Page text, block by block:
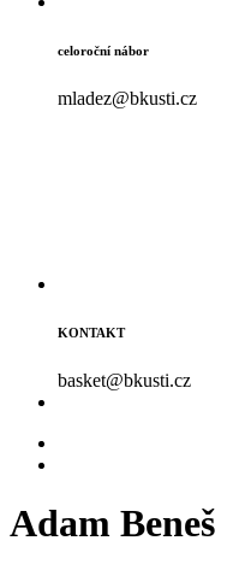
celoroční nábor
mladez@bkusti.cz
KONTAKT
basket@bkusti.cz
Adam Beneš